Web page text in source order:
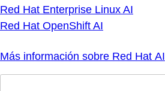
Red Hat Enterprise Linux AI
Red Hat OpenShift AI
Más información sobre Red Hat AI